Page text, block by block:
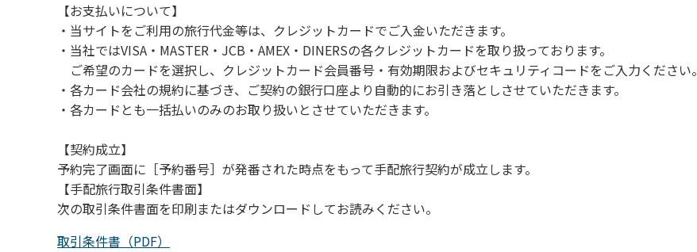
【お客様へお願い】
・パブリックスペースでは、食事中以外はマスクの着用をお願いします。
・入館時は玄関に備え付けの消毒スプレーで手指の消毒をお願いします。
・トイレは各客室のトイレをご利用ください。
※緊急時以外の食堂のトイレの使用は禁止とさせていただきます。
【お支払いについて】
・当サイトをご利用の旅行代金等は、クレジットカードでご入金いただきます。
・当社ではVISA・MASTER・JCB・AMEX・DINERSの各クレジットカードを取り扱っております。
ご希望のカードを選択し、クレジットカード会員番号・有効期限およびセキュリティコードをご入力ください。
・各カード会社の規約に基づき、ご契約の銀行口座より自動的にお引き落としさせていただきます。
・各カードとも一括払いのみのお取り扱いとさせていただきます。
【契約成立】
予約完了画面に［予約番号］が発番された時点をもって手配旅行契約が成立します。
【手配旅行取引条件書面】
次の取引条件書面を印刷またはダウンロードしてお読みください。
取引条件書（PDF）